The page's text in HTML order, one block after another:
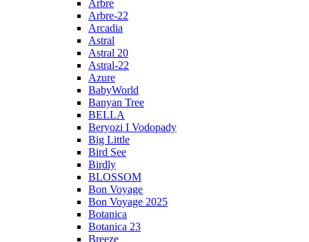
Arbre
Arbre-22
Arcadia
Astral
Astral 20
Astral-22
Azure
BabyWorld
Banyan Tree
BELLA
Beryozi I Vodopady
Big Little
Bird See
Birdly
BLOSSOM
Bon Voyage
Bon Voyage 2025
Botanica
Botanica 23
Breeze